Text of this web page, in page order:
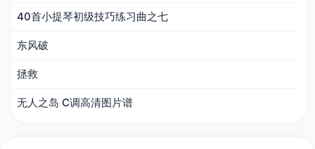
40首小提琴初级技巧练习曲之七
东风破
拯救
无人之岛 C调高清图片谱